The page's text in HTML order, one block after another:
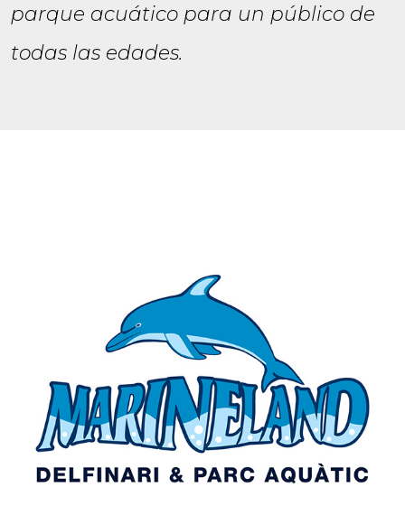
parque acuático para un público de
todas las edades.